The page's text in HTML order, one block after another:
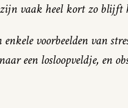
vaak heel kort zo blijft
voorbeelden van
een losloopveldje, en